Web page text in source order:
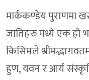
मार्ककण्डेय पुराणमा
जातिहरु मध्ये एक हो
किसिमले
हुण, यवन र आर्य